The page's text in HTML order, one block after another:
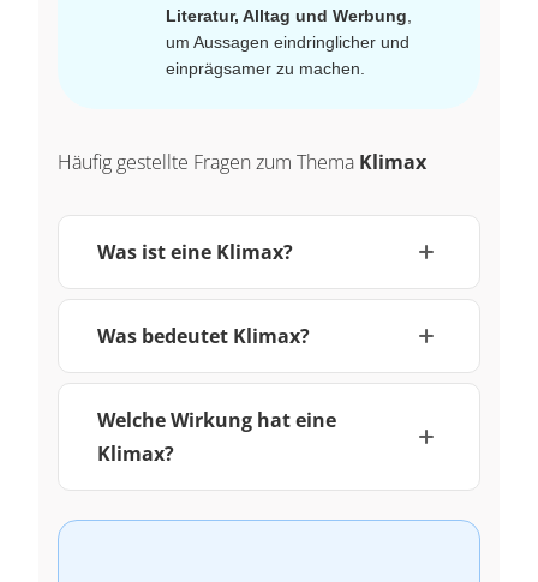
Literatur, Alltag und Werbung
um Aussagen eindringlicher und
einprägsamer zu machen.
Häufig gestellte Fragen zum Thema Klimax
Was ist eine Klimax?
Was bedeutet Klimax?
Welche Wirkung hat eine
Klimax?